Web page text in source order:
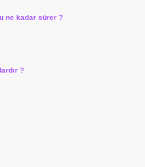
ne kadar sürer ?
?